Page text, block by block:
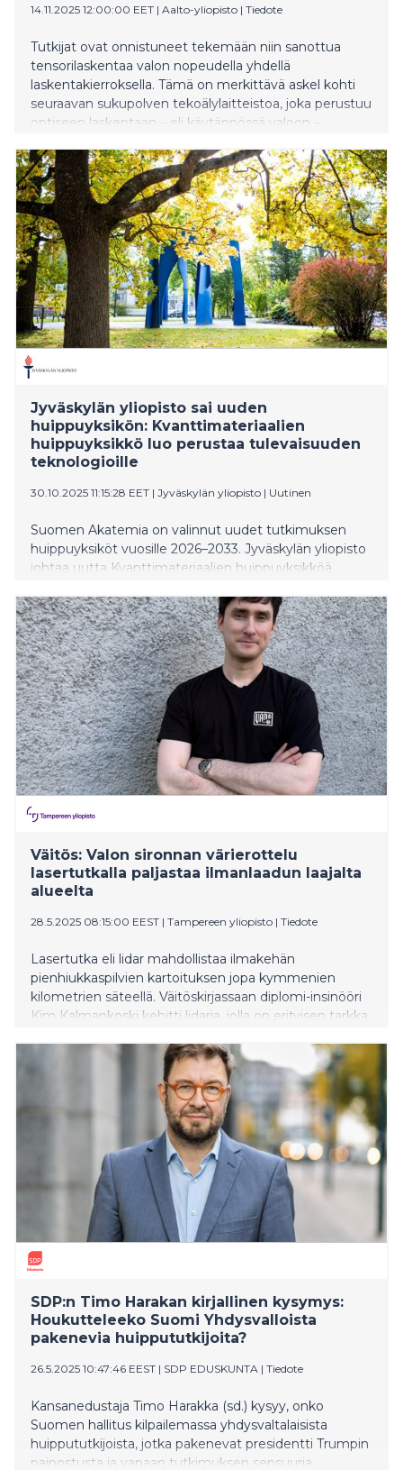
14.11.2025 12:00:00 EET | Aalto-yliopisto | Tiedote
Tutkijat ovat onnistuneet tekemään niin sanottua
tensorilaskentaa valon nopeudella yhdellä
laskentakierroksella. Tämä on merkittävä askel kohti
seuraavan sukupolven tekoälylaitteistoa, joka perustuu
optiseen laskentaan – eli käytännössä valoon –
Jyväskylän yliopisto sai uuden
huippuyksikön: Kvanttimateriaalien
huippuyksikkö luo perustaa tulevaisuuden
teknologioille
30.10.2025 11:15:28 EET | Jyväskylän yliopisto | Uutinen
Suomen Akatemia on valinnut uudet tutkimuksen
huippuyksiköt vuosille 2026–2033. Jyväskylän yliopisto
johtaa uutta Kvanttimateriaalien huippuyksikköä.
yliopiston johtamassa Neutronitähtifysiikan
huippuyksikössä. Kaikkiaan Suomen Akatemia valitsi
huippuyksikköohjelmaan 11 yksikköä.
Väitös: Valon sironnan värierottelu
lasertutkalla paljastaa ilmanlaadun laajalta
alueelta
28.5.2025 08:15:00 EEST | Tampereen yliopisto | Tiedote
Lasertutka eli lidar mahdollistaa ilmakehän
pienhiukkaspilvien kartoituksen jopa kymmenien
kilometrien säteellä. Väitöskirjassaan diplomi-insinööri
Kim Kalmankoski kehitti lidaria, jolla on erityisen tarkka
pienhiukkaspilvien laadullisen tunnistuksen ja liikkeiden
seurannan sekä tulevaisuudessa ilmakehän
lämpötilaprofiloinnin.
SDP:n Timo Harakan kirjallinen kysymys:
Houkutteleeko Suomi Yhdysvalloista
pakenevia huippututkijoita?
26.5.2025 10:47:46 EEST | SDP EDUSKUNTA | Tiedote
Kansanedustaja Timo Harakka (sd.) kysyy, onko
Suomen hallitus kilpailemassa yhdysvaltalaisista
huippututkijoista, jotka pakenevat presidentti Trumpin
painostusta ja vapaan tutkimuksen sensuuria.